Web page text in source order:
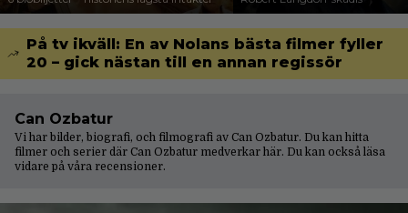
På tv ikväll: En av Nolans bästa filmer fyller
20 – gick nästan till en annan regissör
Can Ozbatur
Vi har bilder, biografi, och filmografi av Can Ozbatur. Du kan hitta
filmer och serier där Can Ozbatur medverkar här. Du kan också läsa
vidare på våra recensioner.